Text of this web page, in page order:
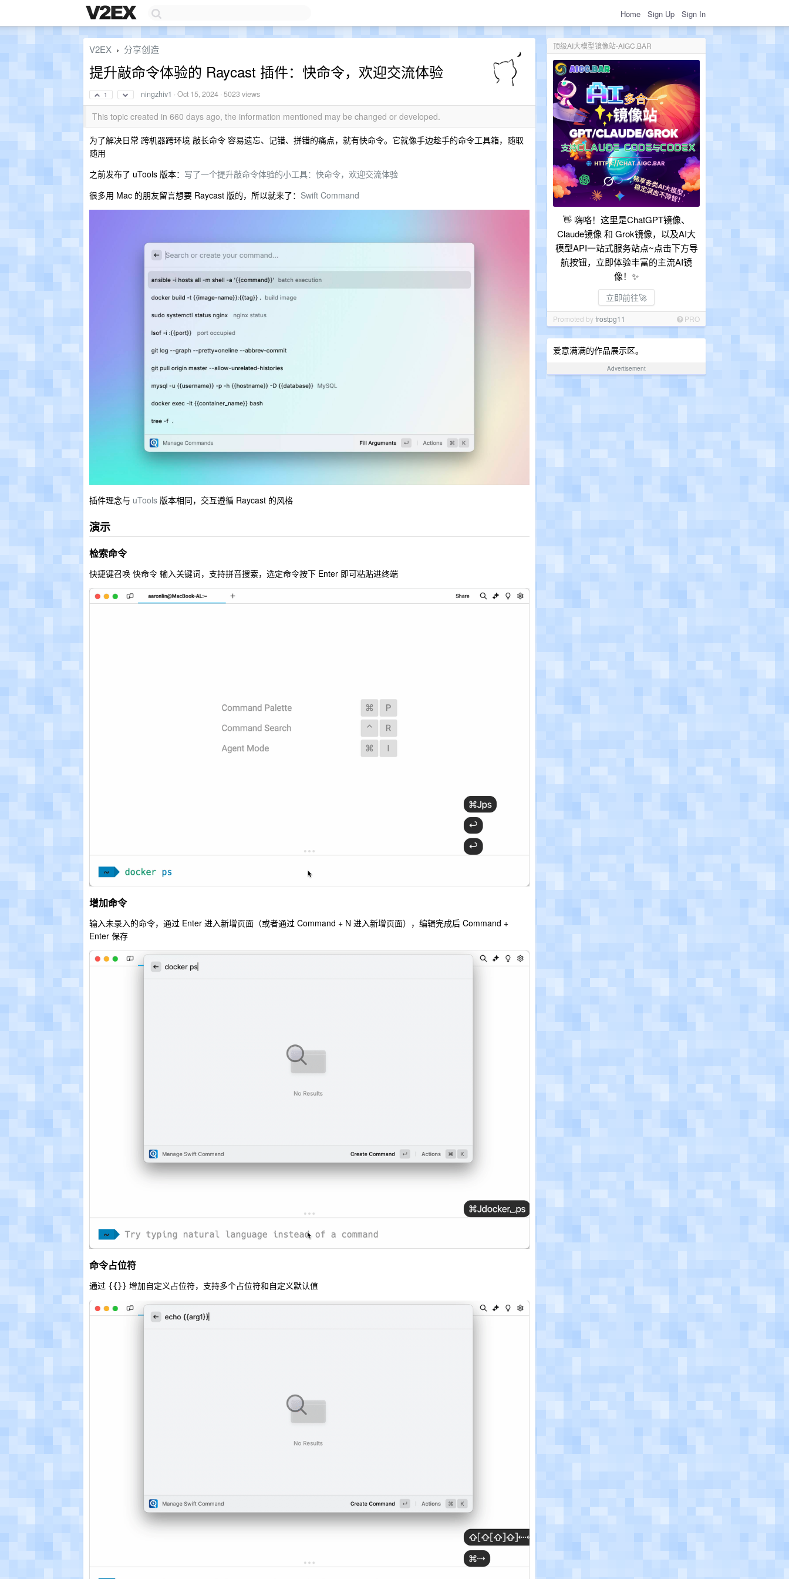
Home Sign Up Sign In
顶级AI大模型镜像站-AIGC.BAR
👋 嗨咯！这里是ChatGPT镜像、
Claude镜像 和 Grok镜像，以及AI大
模型API一站式服务站点~点击下方导
航按钮，立即体验丰富的主流AI镜
像！✨
立即前往🚀
Promoted byfrostpg11 PRO
爱意满满的作品展示区。
Advertisement
V2EX › 分享创造
提升敲命令体验的 Raycast 插件：快命令，欢迎交流体验
1 ningzhiv1 ·Oct 15, 2024 · 5023 views
This topic created in 660 days ago, the information mentioned may be changed or developed.
为了解决日常 跨机器跨环境 敲长命令 容易遗忘、记错、拼错的痛点，就有快命令。它就像手边趁手的命令工具箱，随取
随用
之前发布了 uTools 版本： 写了一个提升敲命令体验的小工具：快命令，欢迎交流体验
很多用 Mac 的朋友留言想要 Raycast 版的，所以就来了： Swift Command
插件理念与 uTools 版本相同，交互遵循 Raycast 的风格
演示
检索命令
快捷键召唤 快命令 输入关键词，支持拼音搜索，选定命令按下 Enter 即可粘贴进终端
增加命令
输入未录入的命令，通过 Enter 进入新增页面（或者通过 Command + N 进入新增页面），编辑完成后 Command +
Enter 保存
命令占位符
通过 {{}} 增加自定义占位符，支持多个占位符和自定义默认值